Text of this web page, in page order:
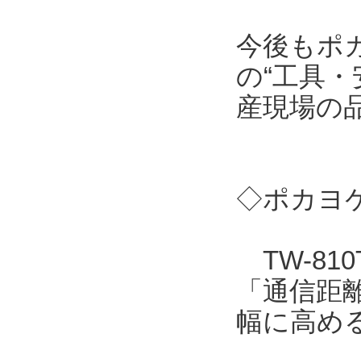
今後もポ
の“工具
産現場の
◇ポカヨ
TW-
「通信
幅に高め